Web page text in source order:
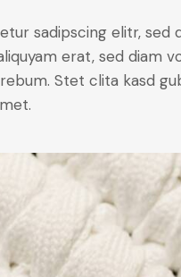
sadipscing elitr,
erat, sed diam
Stet clita kasd